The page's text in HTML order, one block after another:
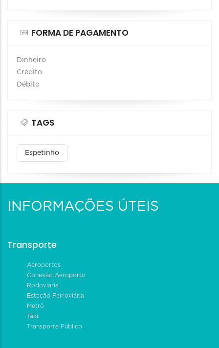
FORMA DE PAGAMENTO
Dinheiro
Crédito
Débito
TAGS
Espetinho
INFORMAÇÕES ÚTEIS
Transporte
Aeroportos
Conexão Aeroporto
Rodoviária
Estação Ferroviária
Metrô
Táxi
Transporte Público